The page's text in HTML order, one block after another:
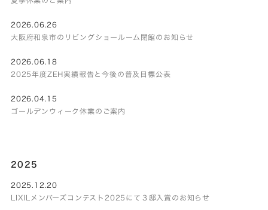
2026.06.26
大阪府和泉市のリビングショールーム閉館のお知らせ
2026.06.18
2025年度ZEH実績報告と今後の普及目標公表
2026.04.15
ゴールデンウィーク休業のご案内
2025
2025.12.20
LIXILメンバーズコンテスト2025にて３邸入賞のお知らせ